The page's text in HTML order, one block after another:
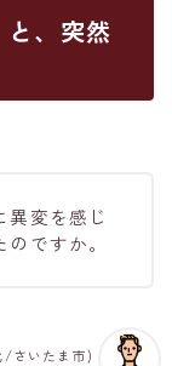
と、突然
異変を感じ
ですか。
/さいたま市)